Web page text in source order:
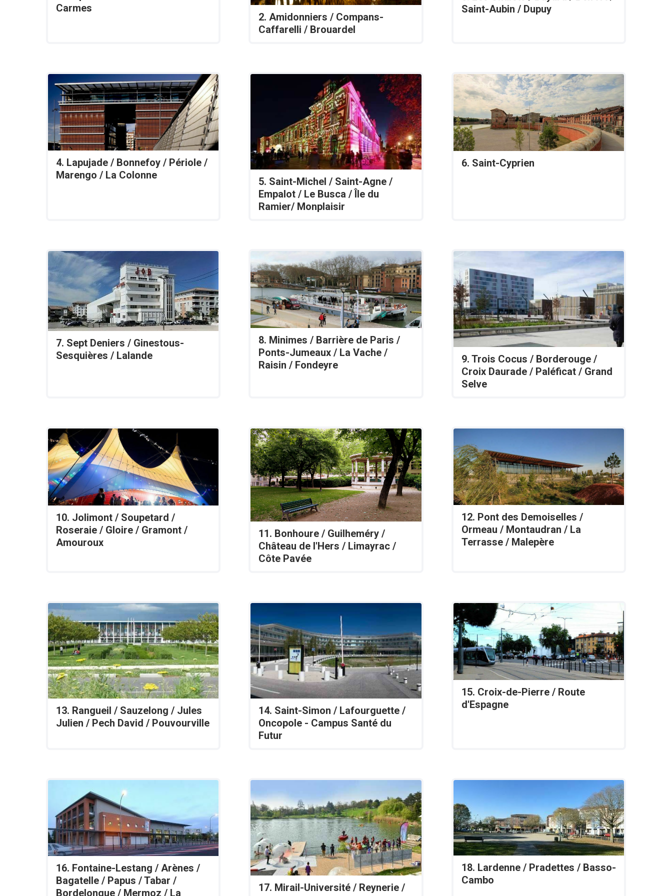
Carmes
2. Amidonniers / Compans-
Caffarelli / Brouardel
Saint-Aubin / Dupuy
4. Lapujade / Bonnefoy / Périole /
Marengo / La Colonne
5. Saint-Michel / Saint-Agne /
Empalot / Le Busca / Île du
Ramier/ Monplaisir
6. Saint-Cyprien
7. Sept Deniers / Ginestous-
Sesquières / Lalande
8. Minimes / Barrière de Paris /
Ponts-Jumeaux / La Vache /
Raisin / Fondeyre
9. Trois Cocus / Borderouge /
Croix Daurade / Paléficat / Grand
Selve
10. Jolimont / Soupetard /
Roseraie / Gloire / Gramont /
Amouroux
11. Bonhoure / Guilheméry /
Château de l'Hers / Limayrac /
Côte Pavée
12. Pont des Demoiselles /
Ormeau / Montaudran / La
Terrasse / Malepère
13. Rangueil / Sauzelong / Jules
Julien / Pech David / Pouvourville
14. Saint-Simon / Lafourguette /
Oncopole - Campus Santé du
Futur
15. Croix-de-Pierre / Route
d'Espagne
16. Fontaine-Lestang / Arènes /
Bagatelle / Papus / Tabar /
Bordelongue / Mermoz / La
17. Mirail-Université / Reynerie /
18. Lardenne / Pradettes / Basso-
Cambo